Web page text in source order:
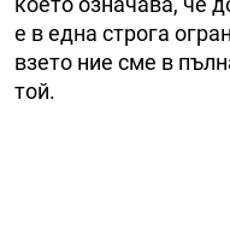
е в една строга
взето ние сме в
той.